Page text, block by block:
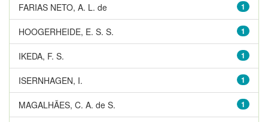
1
FARIAS NETO, A. L. de
1
HOOGERHEIDE, E. S. S.
1
IKEDA, F. S.
1
ISERNHAGEN, I.
1
MAGALHÃES, C. A. de S.